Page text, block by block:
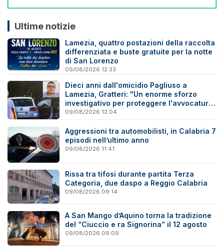
Ultime notizie
Lamezia, quattro postazioni della raccolta
differenziata e buste gratuite per la notte
di San Lorenzo
09/08/2026 12:33
Dieci anni dall'omicidio Pagliuso a
Lamezia, Gratteri: "Un enorme sforzo
investigativo per proteggere l'avvocatura
onesta"
09/08/2026 12:04
Aggressioni tra automobilisti, in Calabria 7
episodi nell’ultimo anno
09/08/2026 11:41
Rissa tra tifosi durante partita Terza
Categoria, due daspo a Reggio Calabria
09/08/2026 09:14
A San Mango d’Aquino torna la tradizione
del “Ciuccio e ra Signorina” il 12 agosto
09/08/2026 09:09